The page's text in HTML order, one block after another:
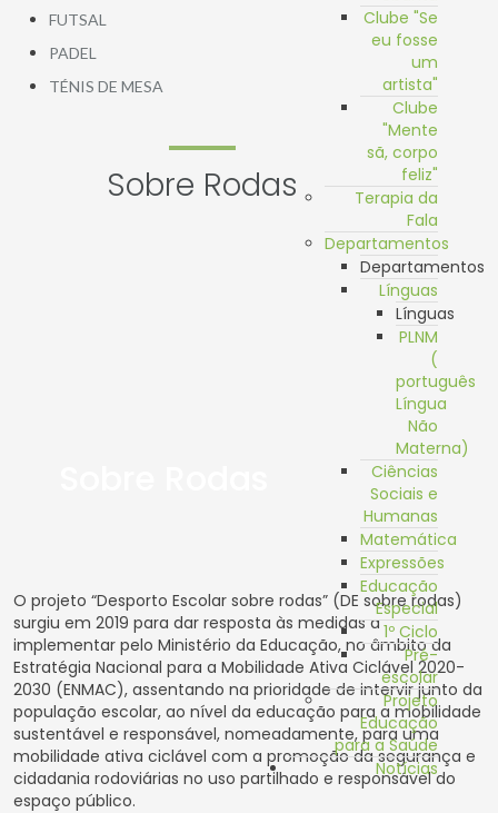
Clube "Se
eu fosse
um
artista"
Clube
"Mente
sã, corpo
feliz"
Terapia da
Fala
Departamentos
Departamentos
Línguas
Línguas
PLNM
(
português
Língua
Não
Materna)
Ciências
Sociais e
Humanas
Matemática
Expressões
Educação
Especial
1º Ciclo
Pré-
escolar
Projeto
Educação
para a Saúde
Notícias
FUTSAL
PADEL
TÉNIS DE MESA
Sobre Rodas
O projeto “Desporto Escolar sobre rodas” (DE sobre rodas)
surgiu em 2019 para dar resposta às medidas a
implementar pelo Ministério da Educação, no âmbito da
Estratégia Nacional para a Mobilidade Ativa Ciclável 2020-
2030 (ENMAC), assentando na prioridade de intervir junto da
população escolar, ao nível da educação para a mobilidade
sustentável e responsável, nomeadamente, para uma
mobilidade ativa ciclável com a promoção da segurança e
cidadania rodoviárias no uso partilhado e responsável do
espaço público.